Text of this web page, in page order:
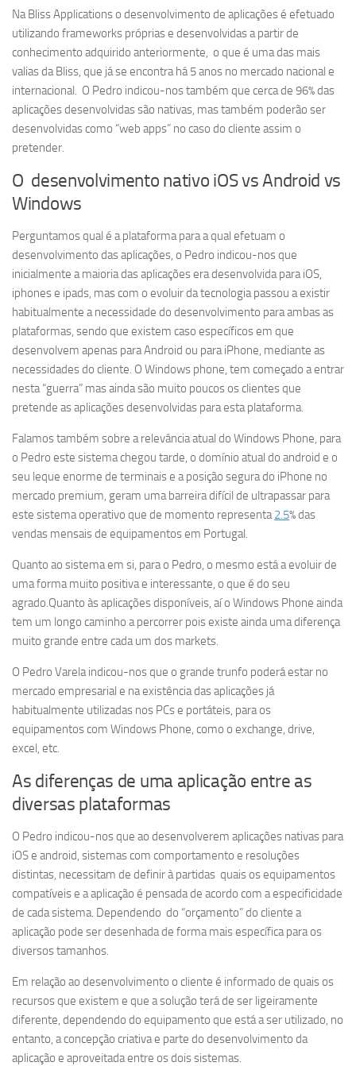
Na Bliss Applications o desenvolvimento de aplicações é efetuado
utilizando frameworks próprias e desenvolvidas a partir de
conhecimento adquirido anteriormente, o que é uma das mais
valias da Bliss, que já se encontra há 5 anos no mercado nacional e
internacional. O Pedro indicou-nos também que cerca de 96% das
aplicações desenvolvidas são nativas, mas também poderão ser
desenvolvidas como “web apps” no caso do cliente assim o
pretender.
O desenvolvimento nativo iOS vs Android vs
Windows
Perguntamos qual é a plataforma para a qual efetuam o
desenvolvimento das aplicações, o Pedro indicou-nos que
inicialmente a maioria das aplicações era desenvolvida para iOS,
iphones e ipads, mas com o evoluir da tecnologia passou a existir
habitualmente a necessidade do desenvolvimento para ambas as
plataformas, sendo que existem caso específicos em que
desenvolvem apenas para Android ou para iPhone, mediante as
necessidades do cliente. O Windows phone, tem começado a entrar
nesta “guerra” mas ainda são muito poucos os clientes que
pretende as aplicações desenvolvidas para esta plataforma.
Falamos também sobre a relevância atual do Windows Phone, para
o Pedro este sistema chegou tarde, o domínio atual do android e o
seu leque enorme de terminais e a posição segura do iPhone no
mercado premium, geram uma barreira difícil de ultrapassar para
este sistema operativo que de momento representa2.5% das
vendas mensais de equipamentos em Portugal.
Quanto ao sistema em si, para o Pedro, o mesmo está a evoluir de
uma forma muito positiva e interessante, o que é do seu
agrado.Quanto às aplicações disponíveis, aí o Windows Phone ainda
tem um longo caminho a percorrer pois existe ainda uma diferença
muito grande entre cada um dos markets.
O Pedro Varela indicou-nos que o grande trunfo poderá estar no
mercado empresarial e na existência das aplicações já
habitualmente utilizadas nos PCs e portáteis, para os
equipamentos com Windows Phone, como o exchange, drive,
excel, etc.
As diferenças de uma aplicação entre as
diversas plataformas
O Pedro indicou-nos que ao desenvolverem aplicações nativas para
iOS e android, sistemas com comportamento e resoluções
distintas, necessitam de definir à partidas quais os equipamentos
compatíveis e a aplicação é pensada de acordo com a especificidade
de cada sistema. Dependendo do “orçamento” do cliente a
aplicação pode ser desenhada de forma mais específica para os
diversos tamanhos.
Em relação ao desenvolvimento o cliente é informado de quais os
recursos que existem e que a solução terá de ser ligeiramente
diferente, dependendo do equipamento que está a ser utilizado, no
entanto, a concepção criativa e parte do desenvolvimento da
aplicação e aproveitada entre os dois sistemas.